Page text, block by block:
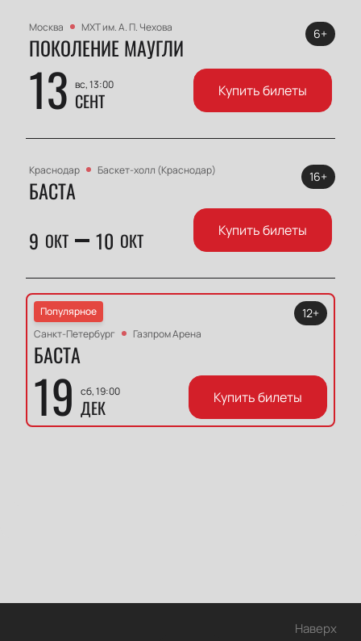
Москва МХТ им. А. П. Чехова
ПОКОЛЕНИЕ МАУГЛИ
13 вс, 13:00
СЕНТ
6+
Купить билеты
Краснодар Баскет-холл (Краснодар)
БАСТА
9 ОКТ 10 ОКТ
16+
Купить билеты
Популярное
Санкт-Петербург
Газпром Арена
БАСТА
19 сб, 19:00
ДЕК
12+
Купить билеты
Наверх